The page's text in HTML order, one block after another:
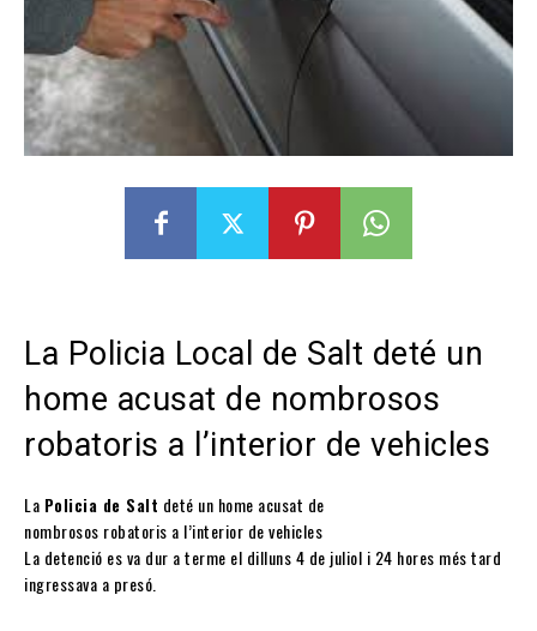
La Policia Local de Salt deté un
home acusat de nombrosos
robatoris a l’interior de vehicles
La Policia de Salt deté un home acusat de
nombrosos robatoris a l’interior de vehicles
La detenció es va dur a terme el dilluns 4 de juliol i 24 hores més tard
ingressava a presó.